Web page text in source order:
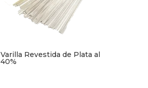
Varilla Revestida de Plata al
40%